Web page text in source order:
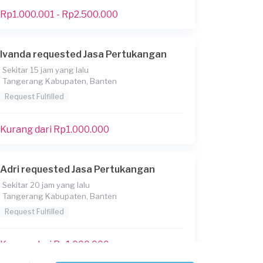
Rp1.000.001 - Rp2.500.000
Ivanda requested Jasa Pertukangan
Sekitar 15 jam yang lalu
Tangerang Kabupaten, Banten
Request Fulfilled
Kurang dari Rp1.000.000
Adri requested Jasa Pertukangan
Sekitar 20 jam yang lalu
Tangerang Kabupaten, Banten
Request Fulfilled
Kurang dari Rp1.000.000